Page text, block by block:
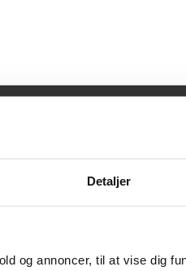
Detaljer
og annoncer, til at vise dig